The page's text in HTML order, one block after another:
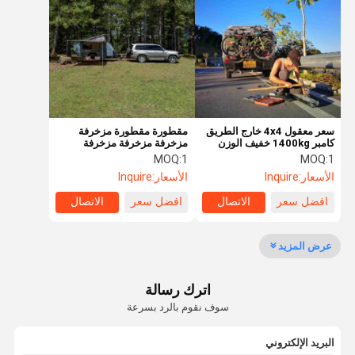
منزل المنتجات أشرطة فيديو حول بنا
جولة في
المعمل
ضبط الجودة اتصل بنا طلب اقتباس
صالة عرض
سعر معقول 4x4 خارج الطريق
كامبر 1400kg خفيف الوزن
خارج الطريق كامبر
MOQ:1
الأسعار:Inquire
افضل سعر
الاتصال
مقطورة مقطورة مزخرفة
مزخرفة مزخرفة مزخرفة
MOQ:1
الأسعار:Inquire
افضل سعر
الاتصال
عرض المزيد
اترك رسالة
سوف نقوم بالرد بسرعة
البريد الإلكتروني